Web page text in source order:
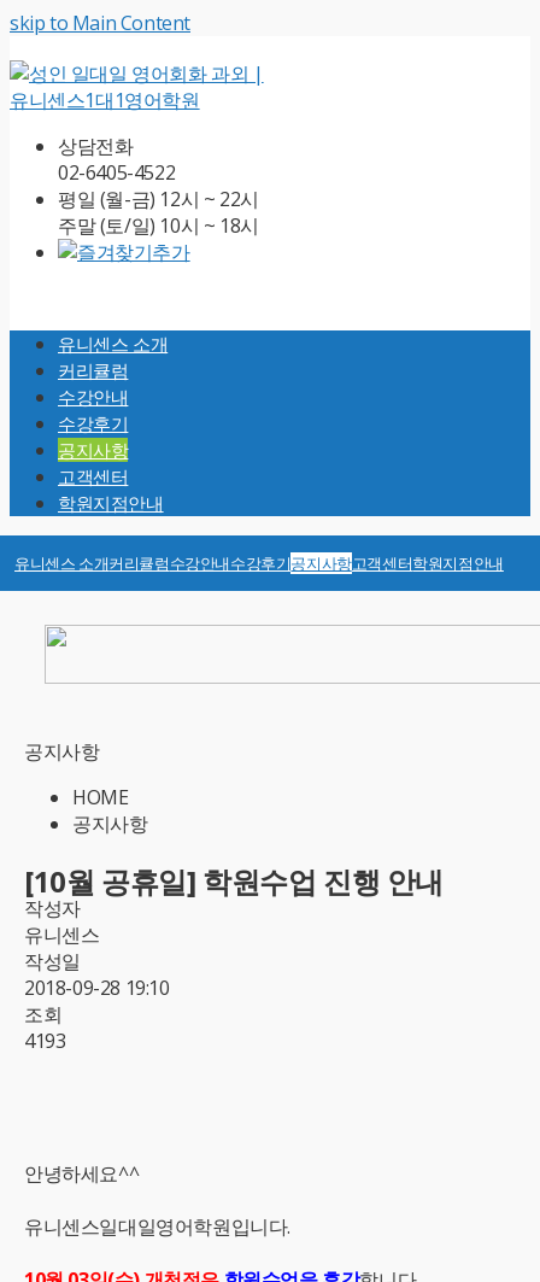
skip to Main Content
상담전화
02-6405-4522
평일 (월-금) 12시 ~ 22시
주말 (토/일) 10시 ~ 18시
Menu유니센스 소개
커리큘럼
수강안내
수강후기
공지사항
고객센터
학원지점안내
유니센스 소개커리큘럼수강안내수강후기공지사항고객센터학원지점안내
공지사항
HOME
공지사항
[10월 공휴일] 학원수업 진행 안내
작성자
유니센스
작성일
2018-09-28 19:10
조회
4193
안녕하세요^^
유니센스일대일영어학원입니다.